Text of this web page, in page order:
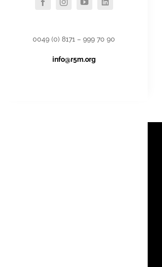
0049 (0) 8171 – 999 70 90
info@r5m.org